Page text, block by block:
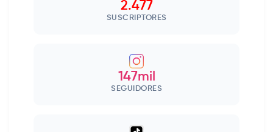
2.477
SUSCRIPTORES
147mil
SEGUIDORES